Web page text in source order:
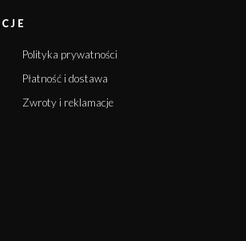
Polityka prywatności
Płatność i dostawa
Zwroty i reklamacje